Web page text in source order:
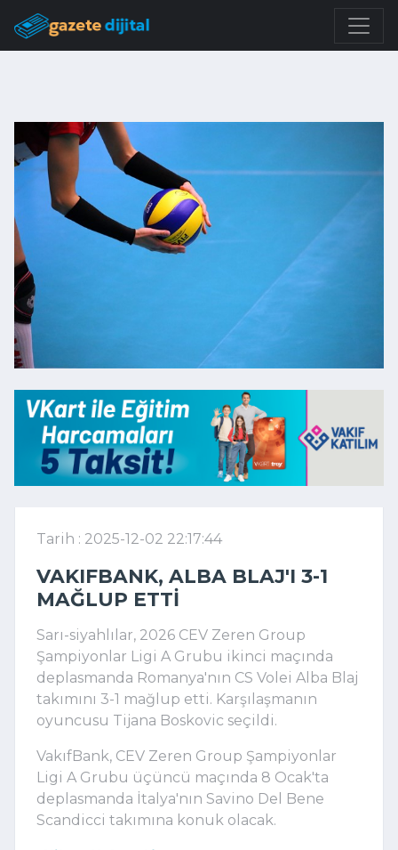
Tarih : 2025-12-02 22:17:44
VAKIFBANK, ALBA BLAJ'I 3-1
MAĞLUP ETTI
Sarı-siyahlılar, 2026 CEV Zeren Group
Şampiyonlar Ligi A Grubu ikinci maçında
deplasmanda Romanya'nın CS Volei Alba Blaj
takımını 3-1 mağlup etti. Karşılaşmanın
oyuncusu Tijana Boskovic seçildi.
VakıfBank, CEV Zeren Group Şampiyonlar
Ligi A Grubu üçüncü maçında 8 Ocak'ta
deplasmanda İtalya'nın Savino Del Bene
Scandicci takımına konuk olacak.